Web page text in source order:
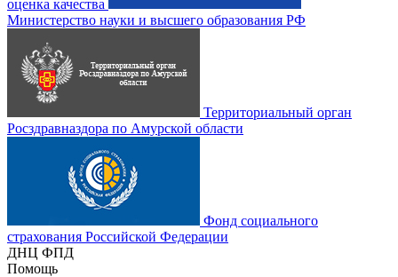
оценка качества
Министерство науки и высшего образования РФ
Территориальный орган
Росздравназдора по Амурской области
Фонд социального
страхования Российской Федерации
ДНЦ ФПД
Помощь